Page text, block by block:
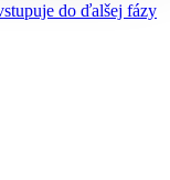
do ďalšej fázy